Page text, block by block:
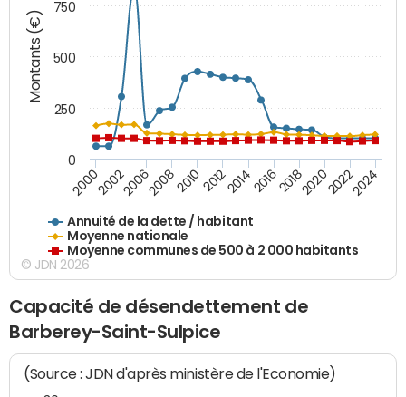
Montants (€)
Annuité de la dette / habitant
Moyenne nationale
Moyenne communes de 500 à 2 000 habitants
200020022006200820102012201420162018202020222024
0
250
500
750
© JDN 2026
Capacité de désendettement de
Barberey-Saint-Sulpice
(Source : JDN d'après ministère de l'Economie)